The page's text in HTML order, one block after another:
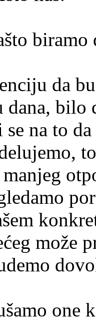
biramo
da
bilo
se na to
može
one